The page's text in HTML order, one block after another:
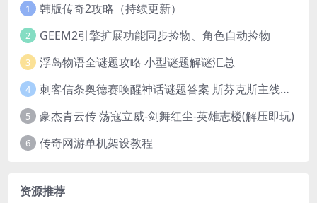
1 韩版传奇2攻略（持续更新）
2 GEEM2引擎扩展功能同步捡物、角色自动捡物
3 浮岛物语全谜题攻略 小型谜题解谜汇总
4 刺客信条奥德赛唤醒神话谜题答案 斯芬克斯主线攻略
5 豪杰青云传 荡寇立威-剑舞红尘-英雄志楼(解压即玩)
6 传奇网游单机架设教程
资源推荐